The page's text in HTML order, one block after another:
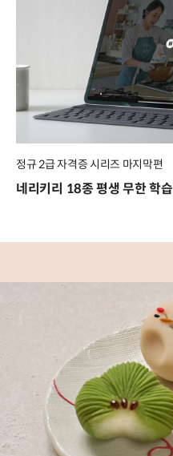
정규 2급 자격증 시리즈 마지막편
네리키리 18종 평생 무한 학습